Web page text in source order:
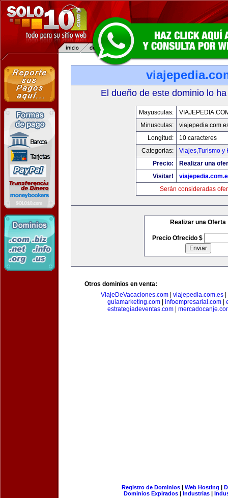
El dueño de este dominio lo
Mayusculas:
Minusculas:
Longitud:
10 caracteres
Categorias:
Viajes,Turismo y
Precio:
Realizar una
Visitar!
Serán consideradas
Realizar una Oferta
Precio Ofrecido $
Otros dominios en venta:
ViajeDeVacaciones.com
viajepedia.com.es
guiamarketing.com| infoempresarial.com|
estrategiadeventas.com|
Registro de Dominios| Web Hosting |
Dominios Expirados | Industrias |